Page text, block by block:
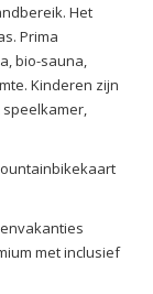
Het
Prima
bio-sauna,
Kinderen zijn
met inclusief